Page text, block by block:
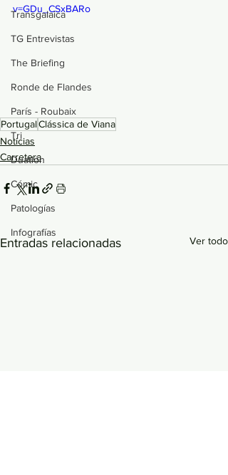
Transgalaica
TG Entrevistas
The Briefing
Ronde de Flandes
París - Roubaix
Tri
Duatlón
Cómic
Patologías
Infografías
v=GDu_CSxBARo
PortugalClássica de Viana
Noticias
Carretera
Entradas relacionadas Ver todo